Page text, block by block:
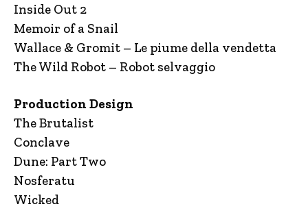
Inside Out 2
Memoir of a Snail
Wallace & Gromit – Le piume della vendetta
The Wild Robot – Robot selvaggio
Production Design
The Brutalist
Conclave
Dune: Part Two
Nosferatu
Wicked